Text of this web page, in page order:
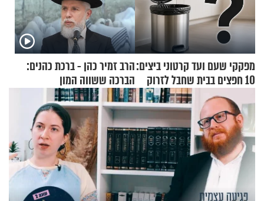
מפקקי שעם ועד קרטוני ביצים:
10 חפצים בבית שחבל לזרוק
הרב זמיר כהן - ברכת כהנים:
הברכה ששווה המון